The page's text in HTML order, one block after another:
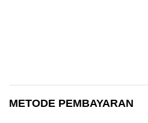
METODE PEMBAYARAN